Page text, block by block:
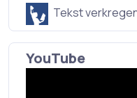
Tekst
YouTube